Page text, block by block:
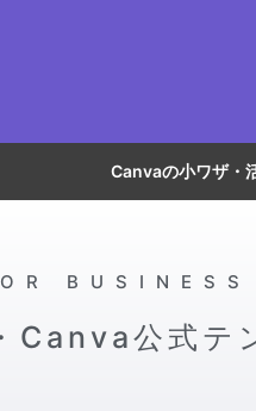
Canvaの小ワザ・
BUSINESS
Canva公式テ